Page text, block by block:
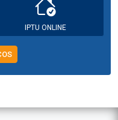
IPTU ONLINE